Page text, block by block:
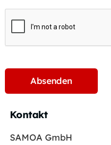
Kontakt
SAMOA GmbH